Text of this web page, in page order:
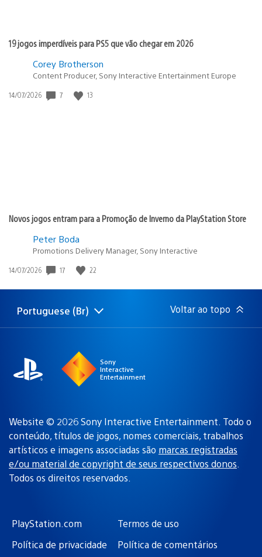
19 jogos imperdíveis para PS5 que vão chegar em 2026
Corey Brotherson
Content Producer, Sony Interactive Entertainment Europe
Data
14/07/2026 7 13
Novos jogos entram para a Promoção de Inverno da PlayStation Store
Peter Boda
Promotions Delivery Manager, Sony Interactive
Data
publicação:
14/07/2026 17 22
Selecione
uma
Região
atual:
Portuguese (Br) Voltar ao topo
Sony
Interactive
Entertainment
Website © 2026 Sony Interactive Entertainment. Todo o
conteúdo, títulos de jogos, nomes comerciais, trabalhos
artísticos e imagens associadas são marcas registradas
e/ou material de copyright de seus respectivos donos.
Todos os direitos reservados.
PlayStation.com
Termos de uso
Política de privacidade
Política de comentários